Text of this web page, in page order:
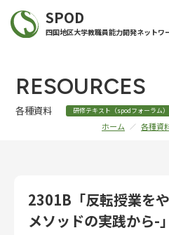
SPOD
四国地区大学教職員能力開発ネットワ
RESOURCES
各種資料 研修テキスト（spodフォーラム）
ホーム 各種資
2301B「反転授業を
メソッドの実践から-」